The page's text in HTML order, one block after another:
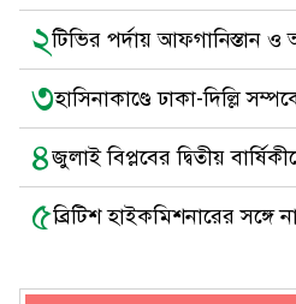
২টিভির পর্দায় আফগানিস্তান
৩হাসিনাকাণ্ডে ঢাকা-দিল্লি
৪জুলাই বিপ্লবের দ্বিতীয়
৫ব্রিটিশ হাইকমিশনারের সঙ্গে